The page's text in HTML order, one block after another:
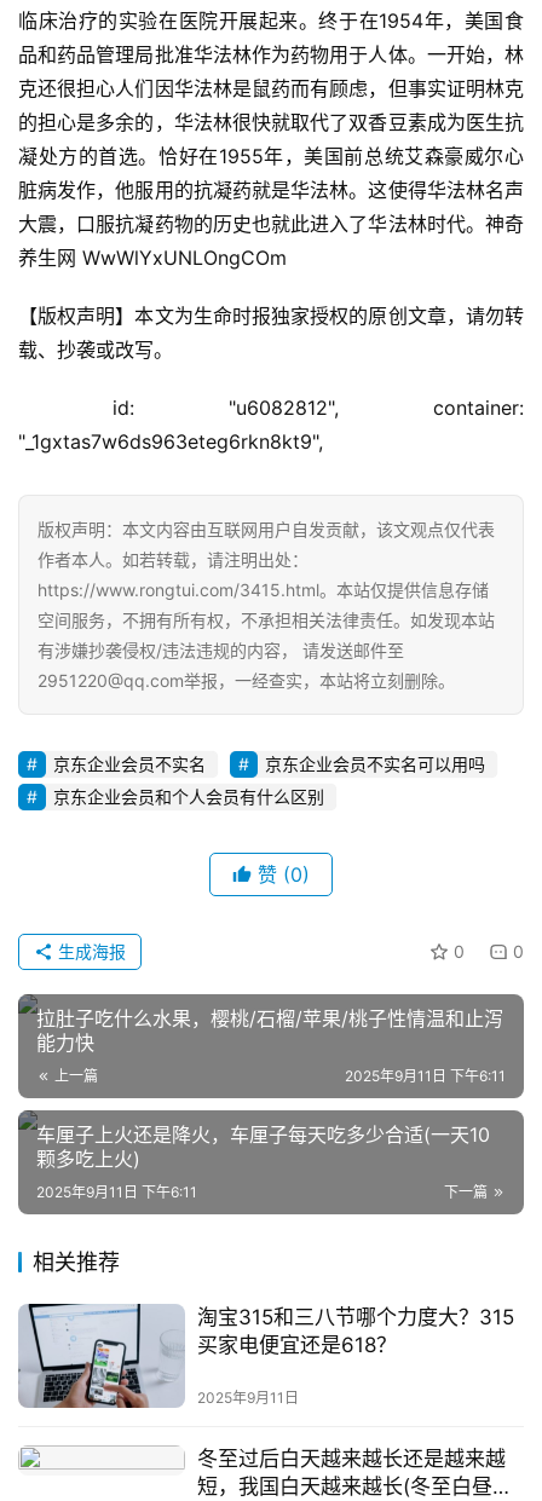
G
E
O
优
化
A
观
电
营
直
播
带
引
广
答
社
区
登录 注册
临床治疗的实验在医院开展起来。终于在1954年，美国食
品和药品管理局批准华法林作为药物用于人体。一开始，林
克还很担心人们因华法林是鼠药而有顾虑，但事实证明林克
的担心是多余的，华法林很快就取代了双香豆素成为医生抗
凝处方的首选。恰好在1955年，美国前总统艾森豪威尔心
脏病发作，他服用的抗凝药就是华法林。这使得华法林名声
大震，口服抗凝药物的历史也就此进入了华法林时代。神奇
养生网 WwWlYxUNLOngCOm
【版权声明】本文为生命时报独家授权的原创文章，请勿转
载、抄袭或改写。
"_1gxtas7w6ds963eteg6rkn8kt9",
版权声明：本文内容由互联网用户自发贡献，该文观点仅代表
作者本人。如若转载，请注明出处：
https://www.rongtui.com/3415.html。本站仅提供信息存储
空间服务，不拥有所有权，不承担相关法律责任。如发现本站
有涉嫌抄袭侵权/违法违规的内容， 请发送邮件至
2951220@qq.com举报，一经查实，本站将立刻删除。
京东企业会员不实名
京东企业会员不实名可以用吗
京东企业会员和个人会员有什么区别
赞 (0)
0 0
生成海报
拉肚子吃什么水果，樱桃/石榴/苹果/桃子性情温和止泻
能力快
上一篇 2025年9月11日 下午6:11
车厘子上火还是降火，车厘子每天吃多少合适(一天10
颗多吃上火)
下一篇
2025年9月11日 下午6:11
相关推荐
淘宝315和三八节哪个力度大？315
买家电便宜还是618？
2025年9月11日
冬至过后白天越来越长还是越来越
短，我国白天越来越长(冬至白昼最